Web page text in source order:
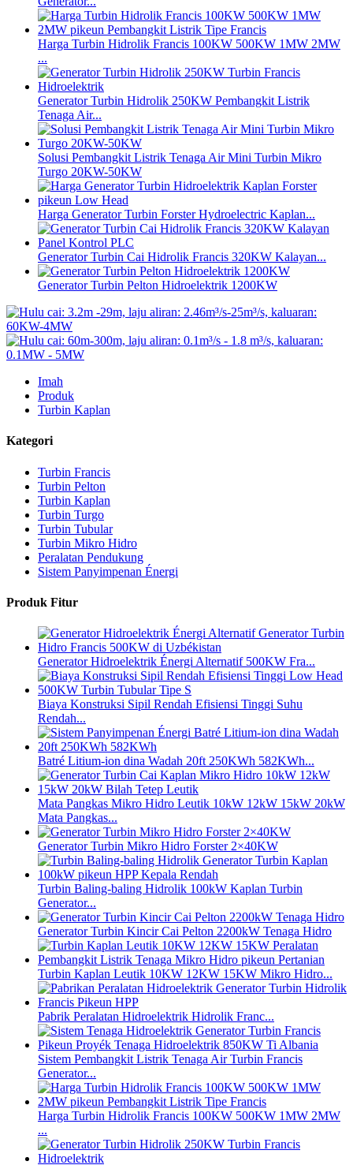
Harga Turbin Hidrolik Francis 100KW 500KW 1MW 2MW
...
Generator Turbin Hidrolik 250KW Pembangkit Listrik
Tenaga Air...
Solusi Pembangkit Listrik Tenaga Air Mini Turbin Mikro
Turgo 20KW-50KW
Harga Generator Turbin Forster Hydroelectric Kaplan...
Generator Turbin Cai Hidrolik Francis 320KW Kalayan...
Generator Turbin Pelton Hidroelektrik 1200KW
Imah
Produk
Turbin Kaplan
Kategori
Turbin Francis
Turbin Pelton
Turbin Kaplan
Turbin Turgo
Turbin Tubular
Turbin Mikro Hidro
Peralatan Pendukung
Sistem Panyimpenan Énergi
Produk Fitur
Generator Hidroelektrik Énergi Alternatif 500KW Fra...
Biaya Konstruksi Sipil Rendah Efisiensi Tinggi Suhu
Rendah...
Batré Litium-ion dina Wadah 20ft 250KWh 582KWh...
Mata Pangkas Mikro Hidro Leutik 10kW 12kW 15kW 20kW
Mata Pangkas...
Generator Turbin Mikro Hidro Forster 2×40KW
Turbin Baling-baling Hidrolik 100kW Kaplan Turbin
Generator...
Generator Turbin Kincir Cai Pelton 2200kW Tenaga Hidro
Turbin Kaplan Leutik 10KW 12KW 15KW Mikro Hidro...
Pabrik Peralatan Hidroelektrik Hidrolik Franc...
Sistem Pembangkit Listrik Tenaga Air Turbin Francis
Generator...
Harga Turbin Hidrolik Francis 100KW 500KW 1MW 2MW
...